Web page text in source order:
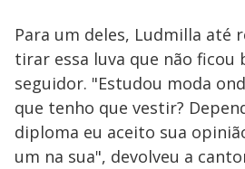
Para um deles, Ludmilla até
tirar essa luva que não ficou
seguidor. "Estudou moda
que tenho que vestir?
diploma eu aceito sua
um na sua", devolveu a